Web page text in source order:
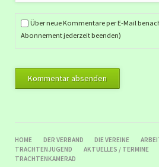
Über neue Kommentare per E-Mail
Abonnement jederzeit beenden)
Kommentar absenden
NAVIGATION
ÜBERSPRINGEN
HOME DER VERBAND DIE VEREINE
TRACHTENJUGEND
AKTUELLES / TERMINE
TRACHTENKAMERAD